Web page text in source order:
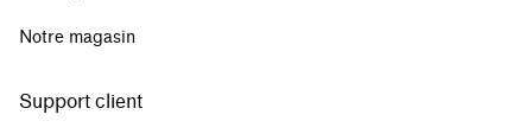
Notre magasin
Support client